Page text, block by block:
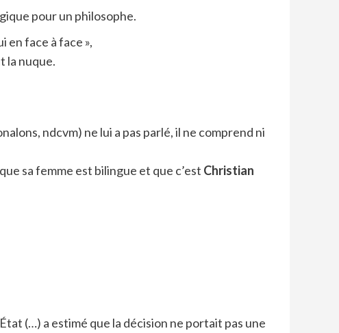
pour un philosophe.
en face à face »,
la nuque.
ndcvm) ne lui a pas parlé, il ne comprend ni
sa femme est bilingue et que c’est Christian
(…) a estimé que la décision ne portait pas une